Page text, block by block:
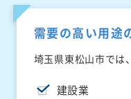
需要の高い用途
埼玉県東松山市では、
建設業